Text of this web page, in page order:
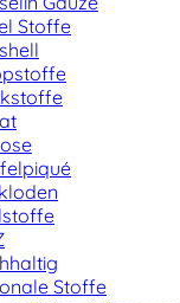
Stoffe
Stoffe